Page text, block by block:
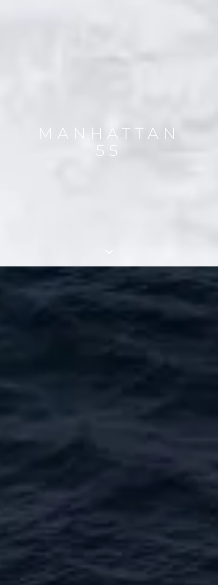
MANHATTAN
55